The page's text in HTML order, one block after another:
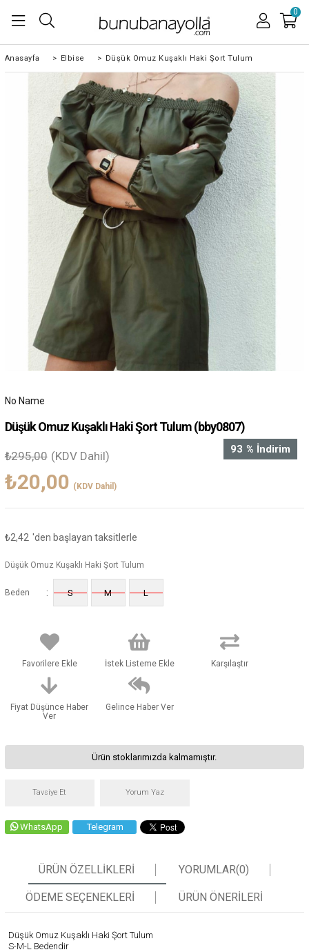
0
Anasayfa > Elbise > Düşük Omuz Kuşaklı Haki Şort Tulum
No Name
Düşük Omuz Kuşaklı Haki Şort Tulum(bby0807)
%
93 İndirim
₺295,00 (KDV Dahil)
₺20,00 (KDV Dahil)
₺2,42 'den başlayan taksitlerle
Düşük Omuz Kuşaklı Haki Şort Tulum
Beden : S M L
Favorilere Ekle İstek Listeme Ekle Karşılaştır
Fiyat Düşünce Haber
Ver
Gelince Haber Ver
Ürün stoklarımızda kalmamıştır.
Tavsiye Et Yorum Yaz
WhatsApp Telegram
ÜRÜN ÖZELLIKLERI YORUMLAR(0)
ÖDEME SEÇENEKLERI ÜRÜN ÖNERILERI
Düşük Omuz Kuşaklı Haki Şort Tulum
S-M-L Bedendir